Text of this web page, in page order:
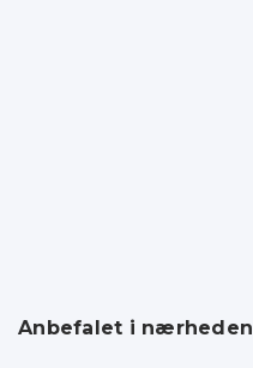
Anbefalet i nærheden